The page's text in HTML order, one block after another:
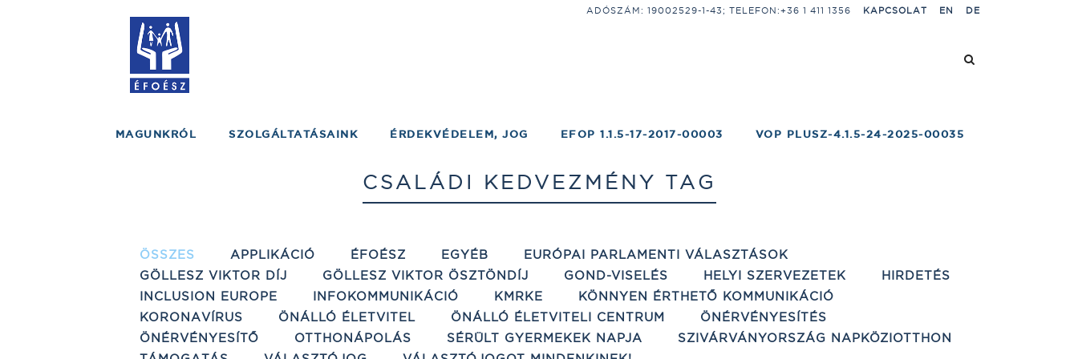
ADÓSZÁM: 19002529-1-43; TELEFON:+36 1 411 1356 KAPCSOLAT EN DE
MAGUNKRÓL SZOLGÁLTATÁSAINK ÉRDEKVÉDELEM, JOG EFOP 1.1.5-17-2017-00003 VOP PLUSZ-4.1.5-24-2025-00035
CSALÁDI KEDVEZMÉNY TAG
ÖSSZES APPLIKÁCIÓ ÉFOÉSZ EGYÉB
EURÓPAI PARLAMENTI VÁLASZTÁSOK
GÖLLESZ VIKTOR DÍJ
GÖLLESZ VIKTOR ÖSZTÖNDÍJ GOND-VISELÉS HELYI SZERVEZETEK
HIRDETÉS
INCLUSION EUROPE
INFOKOMMUNIKÁCIÓ KMRKE
KÖNNYEN ÉRTHETŐ KOMMUNIKÁCIÓ
KORONAVÍRUS
ÖNÁLLÓ ÉLETVITEL ÖNÁLLÓ ÉLETVITELI CENTRUM
ÖNÉRVÉNYESÍTÉS
ÖNÉRVÉNYESÍTŐ
OTTHONÁPOLÁS SÉRÜLT GYERMEKEK NAPJA
SZIVÁRVÁNYORSZÁG NAPKÖZIOTTHON